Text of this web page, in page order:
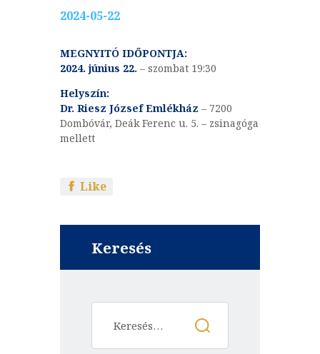
2024-05-22
MEGNYITÓ IDŐPONTJA:
2024. június 22. – szombat 19:30
Helyszín:
Dr. Riesz József Emlékház – 7200
Dombóvár, Deák Ferenc u. 5. – zsinagóga
mellett
Like
Keresés